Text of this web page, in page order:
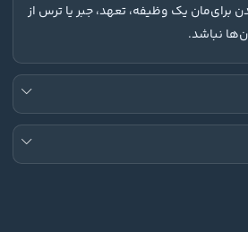
برای‌مان یک وظیفه، تعهد، جبر یا ترس از
نباشد.